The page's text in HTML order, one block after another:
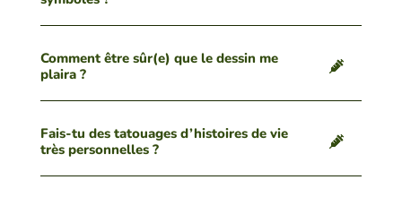
Comment être sûr(e) que le dessin me
plaira ?
Fais-tu des tatouages d’histoires de vie
très personnelles ?